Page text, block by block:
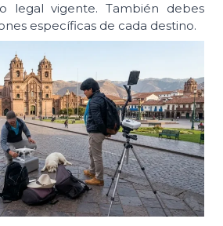
legal vigente. También debes
específicas de cada destino.